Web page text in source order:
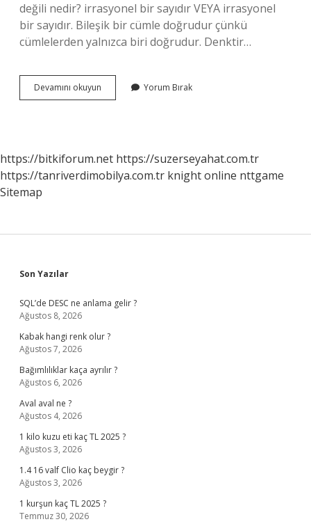
değili nedir? irrasyonel bir sayıdır VEYA irrasyonel
bir sayıdır. Bileşik bir cümle doğrudur çünkü
cümlelerden yalnızca biri doğrudur. Denktir…
Devamını okuyun
Değili
Yorum Bırak
https://bitkiforum.net https://suzerseyahat.com.tr
https://tanriverdimobilya.com.tr knight online nttgame
Sitemap
Sidebar
Son Yazılar
SQL’de DESC ne anlama gelir ?
Ağustos 8, 2026
Kabak hangi renk olur ?
Ağustos 7, 2026
Bağımlılıklar kaça ayrılır ?
Ağustos 6, 2026
Aval aval ne ?
Ağustos 4, 2026
1 kilo kuzu eti kaç TL 2025 ?
Ağustos 3, 2026
1.4 16 valf Clio kaç beygir ?
Ağustos 3, 2026
1 kurşun kaç TL 2025 ?
Temmuz 30, 2026